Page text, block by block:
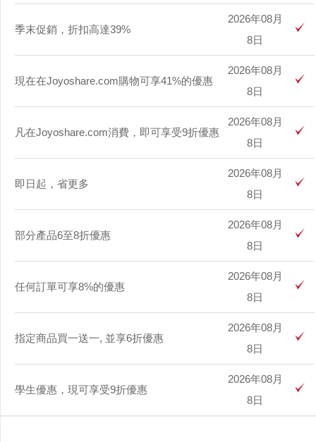
季末促銷，折扣高達39%
2026年08月
8日
現在在Joyoshare.com購物可享41%的優惠
2026年08月
8日
凡在Joyoshare.com消費，即可享受9折優惠
2026年08月
8日
即日起，省更多
2026年08月
8日
部分產品6至8折優惠
2026年08月
8日
任何訂單可享8%的優惠
2026年08月
8日
指定商品買一送一, 並享6折優惠
2026年08月
8日
學生優惠，現可享受9折優惠
2026年08月
8日